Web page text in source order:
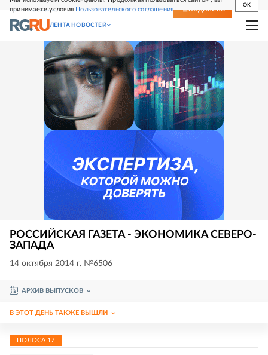
принимаете условия Пользовательского соглашения
OK
СВЕЖИЙ НОМЕР ПОДПИСКА
ЛЕНТА НОВОСТЕЙ
РОССИЙСКАЯ ГАЗЕТА - ЭКОНОМИКА СЕВЕРО-
ЗАПАДА
14 октября 2014 г. №6506
АРХИВ ВЫПУСКОВ
В ЭТОТ ДЕНЬ ТАКЖЕ ВЫШЛИ
ПОЛОСА 17